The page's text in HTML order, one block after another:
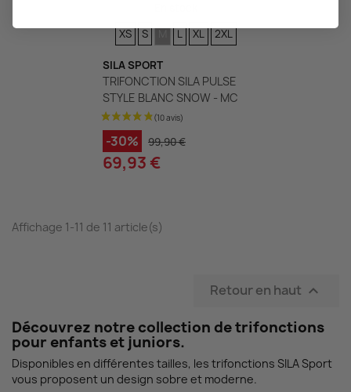
TAILLES
XS TAILLES
S TAILLES
TAILLES
L TAILLES
XL TAILLES
2XL
SILA SPORT
TRIFONCTION SILA PULSE
STYLE BLANC SNOW - MC
-30% 99,90 €
69,93 €
Affichage 1-11 de 11 article(s)
Retour en haut 
Découvrez notre collection de trifonctions
pour enfants et juniors.
Disponibles en différentes tailles, les trifonctions SILA Sport
vous proposent un design sobre et moderne.